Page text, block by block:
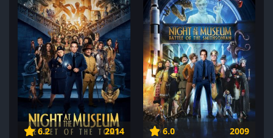
6.2 2014 6.0 2009